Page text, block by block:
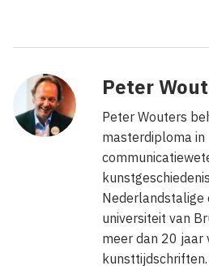
Peter
Peter Wouters
masterdiploma in
Nederlandstalige
universiteit van
meer dan 20 jaar